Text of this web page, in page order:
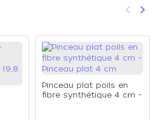
Précédent
keyboard_arrow_left keyboard_arrow_right
Pinceau plat poils en
fibre synthétique 4 cm -